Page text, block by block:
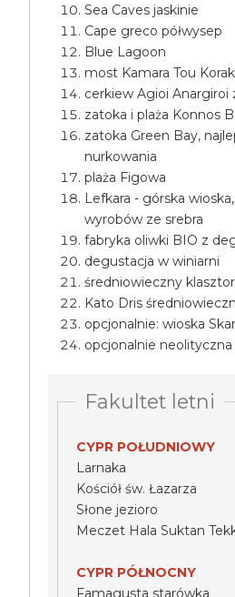
Sea Caves jaskinie
Cape greco półwysep
Blue Lagoon
most Kamara Tou
cerkiew Agioi Anargiroi
zatoka i plaża Konnos
zatoka Green Bay,
nurkowania
plaża Figowa
Lefkara - górska
wyrobów ze srebra
fabryka oliwki BIO z
degustacja w winiarni
średniowieczny
Kato Dris
opcjonalnie: wioska
opcjonalnie
Fakultet letni
CYPR POŁUDNIOWY
Larnaka
Kościół św. Łazarza
Słone jezioro
Meczet Hala Suktan
CYPR PÓŁNOCNY
Famagusta starówka